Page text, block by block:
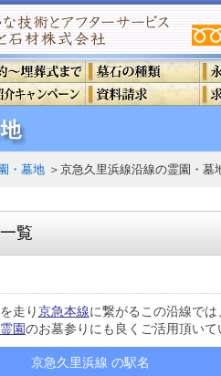
・墓地 ＞京急久里浜線沿線の霊園・墓
覧
走り京急本線に繋がるこの沿線で
園のお墓参りにも良くご活用頂いて
京急久里浜線 の駅名